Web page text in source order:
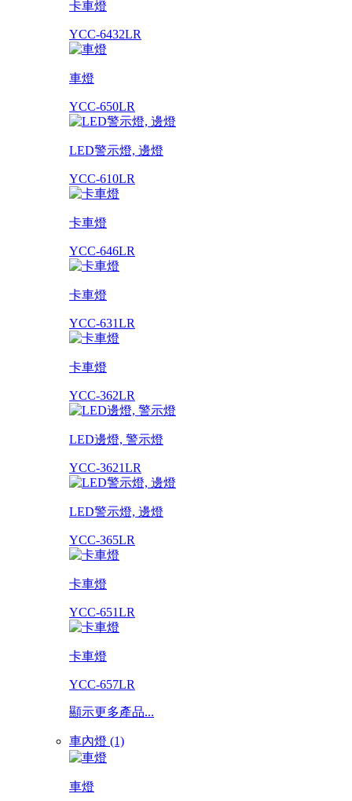
卡車燈
YCC-6432LR
車燈
YCC-650LR
LED警示燈, 邊燈
YCC-610LR
卡車燈
YCC-646LR
卡車燈
YCC-631LR
卡車燈
YCC-362LR
LED邊燈, 警示燈
YCC-3621LR
LED警示燈, 邊燈
YCC-365LR
卡車燈
YCC-651LR
卡車燈
YCC-657LR
顯示更多產品...
車內燈 (1)
車燈